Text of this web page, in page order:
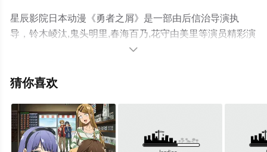
星辰影院日本动漫《勇者之屑》是一部由后信治导演执
导，铃木崚汰,鬼头明里,春海百乃,花守由美里等演员精彩演
绎的日本动漫，手机免费观看高清未删减完整版动漫全集
猫或剧情网等平台了解。

猜你喜欢